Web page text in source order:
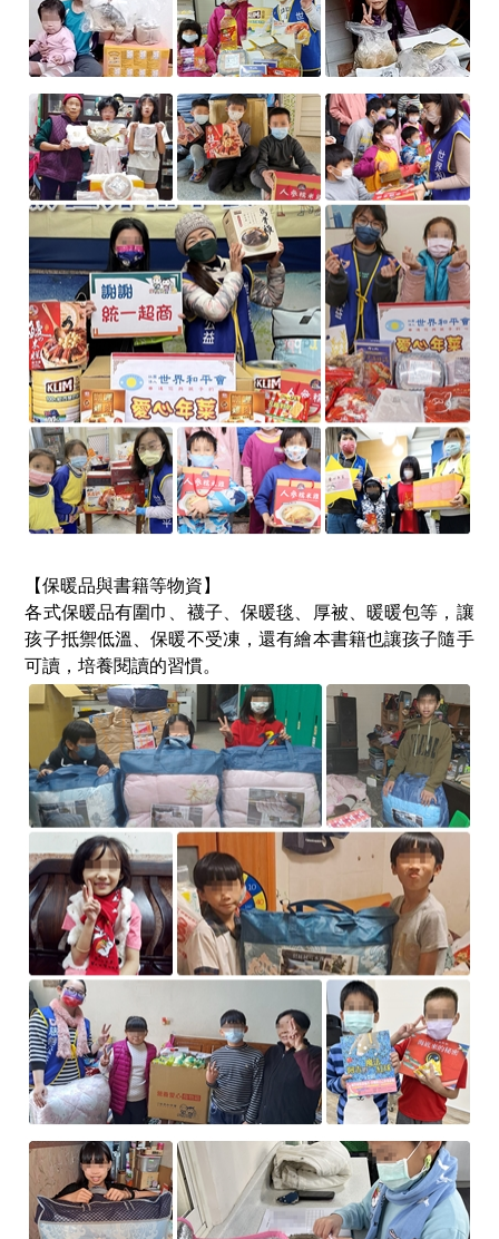
【保暖品與書籍等物資】
各式保暖品有圍巾、襪子、保暖毯、厚被、暖暖包等，讓
孩子抵禦低溫、保暖不受凍，還有繪本書籍也讓孩子隨手
可讀，培養閱讀的習慣。